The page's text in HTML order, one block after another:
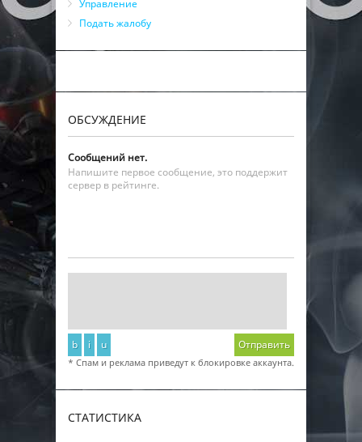
Управление
Подать жалобу
ОБСУЖДЕНИЕ
Сообщений нет.
Напишите первое сообщение, это поддержит
сервер в рейтинге.
b i u Отправить
* Спам и реклама приведут к блокировке аккаунта.
СТАТИСТИКА